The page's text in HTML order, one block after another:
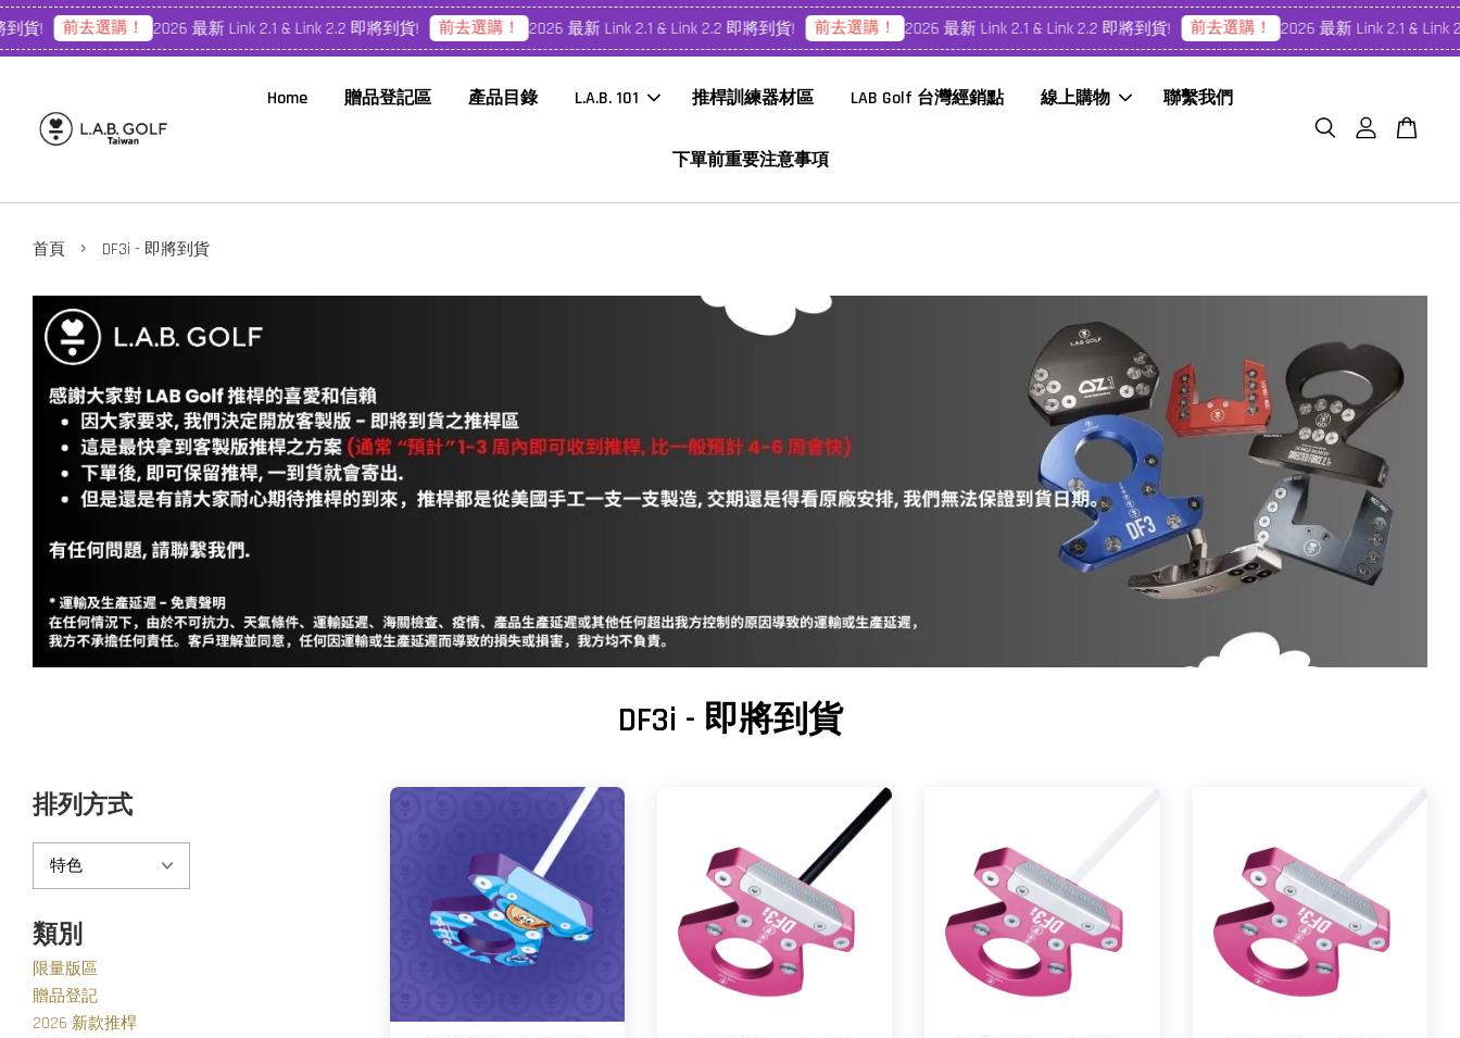
! 前去選購！ 2026 最新 Link 2.1 & Link 2.2 即將到貨! 前去選購！ 2026 最新 Link 2.1 & Link 2.2 即將到貨! 前去選購！ 2026 最新 Link 2.1 & Link 2.2 即將到貨! 前去選購！ 2026 最新 Link 2.1 & Link 2.2
Home 贈品登記區 產品目錄 L.A.B. 101 推桿訓練器材區 LAB Golf 台灣經銷點 線上購物 聯繫我們
下單前重要注意事項
首頁 › DF3i - 即將到貨
DF3i - 即將到貨
排列方式
類別
限量版區
贈品登記
2026 新款推桿